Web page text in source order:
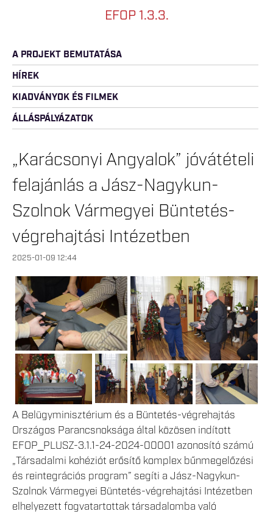
EFOP 1.3.3.
A PROJEKT BEMUTATÁSA
HÍREK
KIADVÁNYOK ÉS FILMEK
ÁLLÁSPÁLYÁZATOK
„Karácsonyi Angyalok” jóvátételi
felajánlás a Jász-Nagykun-
Szolnok Vármegyei Büntetés-
végrehajtási Intézetben
2025-01-09 12:44
A Belügyminisztérium és a Büntetés-végrehajtás
Országos Parancsnoksága által közösen indított
EFOP_PLUSZ-3.1.1-24-2024-00001 azonosító számú
„Társadalmi kohéziót erősítő komplex bűnmegelőzési
és reintegrációs program” segíti a Jász-Nagykun-
Szolnok Vármegyei Büntetés-végrehajtási Intézetben
elhelyezett fogvatartottak társadalomba való